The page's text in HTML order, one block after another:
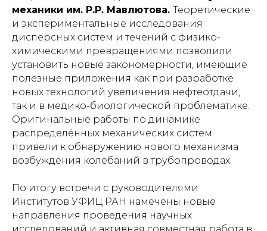
механики им. Р.Р. Мавлютова. Теоретические
и экспериментальные исследования
дисперсных систем и течений с физико-
химическими превращениями позволили
установить новые закономерности, имеющие
полезные приложения как при разработке
новых технологий увеличения нефтеотдачи,
так и в медико-биологической проблематике.
Оригинальные работы по динамике
распределённых механических систем
привели к обнаружению нового механизма
возбуждения колебаний в трубопроводах.
По итогу встречи с руководителями
Институтов УФИЦ РАН намечены новые
направления проведения научных